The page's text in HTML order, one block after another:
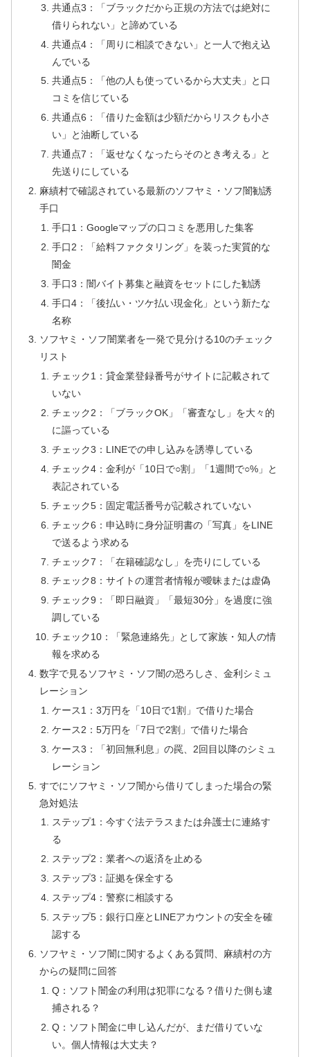
共通点3：「ブラックだから正規の方法では絶対に
借りられない」と諦めている
共通点4：「周りに相談できない」と一人で抱え込
んでいる
共通点5：「他の人も使っているから大丈夫」と口
コミを信じている
共通点6：「借りた金額は少額だからリスクも小さ
い」と油断している
共通点7：「返せなくなったらそのとき考える」と
先送りにしている
麻績村で確認されている最新のソフヤミ・ソフ闇勧誘
手口
手口1：Googleマップの口コミを悪用した集客
手口2：「給料ファクタリング」を装った実質的な
闇金
手口3：闇バイト募集と融資をセットにした勧誘
手口4：「後払い・ツケ払い現金化」という新たな
名称
ソフヤミ・ソフ闇業者を一発で見分ける10のチェック
リスト
チェック1：貸金業登録番号がサイトに記載されて
いない
チェック2：「ブラックOK」「審査なし」を大々的
に謳っている
チェック3：LINEでの申し込みを誘導している
チェック4：金利が「10日で○割」「1週間で○%」と
表記されている
チェック5：固定電話番号が記載されていない
チェック6：申込時に身分証明書の「写真」をLINE
で送るよう求める
チェック7：「在籍確認なし」を売りにしている
チェック8：サイトの運営者情報が曖昧または虚偽
チェック9：「即日融資」「最短30分」を過度に強
調している
チェック10：「緊急連絡先」として家族・知人の情
報を求める
数字で見るソフヤミ・ソフ闇の恐ろしさ、金利シミュ
レーション
ケース1：3万円を「10日で1割」で借りた場合
ケース2：5万円を「7日で2割」で借りた場合
ケース3：「初回無利息」の罠、2回目以降のシミュ
レーション
すでにソフヤミ・ソフ闇から借りてしまった場合の緊
急対処法
ステップ1：今すぐ法テラスまたは弁護士に連絡す
る
ステップ2：業者への返済を止める
ステップ3：証拠を保全する
ステップ4：警察に相談する
ステップ5：銀行口座とLINEアカウントの安全を確
認する
ソフヤミ・ソフ闇に関するよくある質問、麻績村の方
からの疑問に回答
Q：ソフト闇金の利用は犯罪になる？借りた側も逮
捕される？
Q：ソフト闇金に申し込んだが、まだ借りていな
い。個人情報は大丈夫？